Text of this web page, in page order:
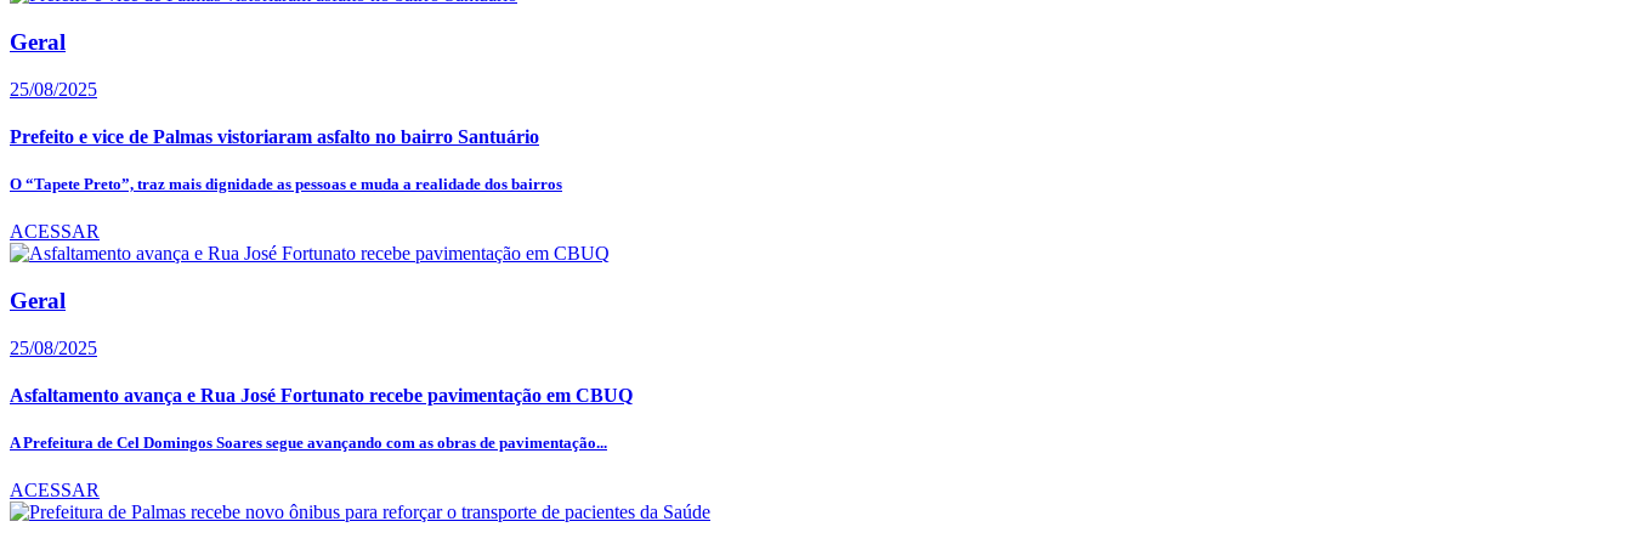
Geral
25/08/2025
Prefeito e vice de Palmas vistoriaram asfalto no bairro Santuário
O “Tapete Preto”, traz mais dignidade as pessoas e muda a realidade dos bairros
ACESSAR
Geral
25/08/2025
Asfaltamento avança e Rua José Fortunato recebe pavimentação em CBUQ
A Prefeitura de Cel Domingos Soares segue avançando com as obras de pavimentação...
ACESSAR